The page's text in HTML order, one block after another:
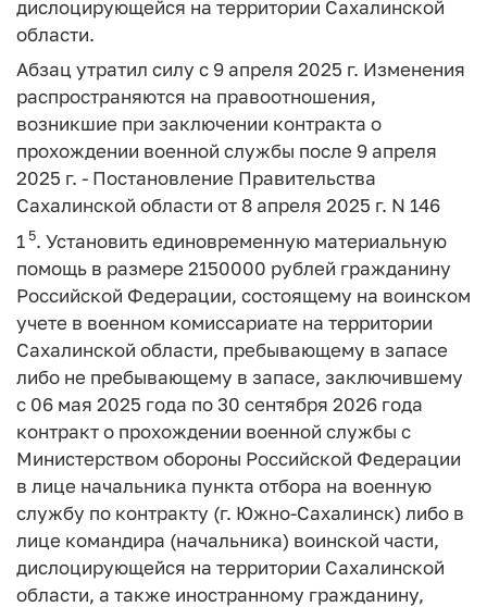
дислоцирующейся на территории Сахалинской
области.
Абзац утратил силу с 9 апреля 2025 г. Изменения
распространяются на правоотношения,
возникшие при заключении контракта о
прохождении военной службы после 9 апреля
2025 г. - Постановление Правительства
Сахалинской области от 8 апреля 2025 г. N 146
1 5. Установить единовременную материальную
помощь в размере 2150000 рублей гражданину
Российской Федерации, состоящему на воинском
учете в военном комиссариате на территории
Сахалинской области, пребывающему в запасе
либо не пребывающему в запасе, заключившему
с 06 мая 2025 года по 30 сентября 2026 года
контракт о прохождении военной службы с
Министерством обороны Российской Федерации
в лице начальника пункта отбора на военную
службу по контракту (г. Южно-Сахалинск) либо в
лице командира (начальника) воинской части,
дислоцирующейся на территории Сахалинской
области, а также иностранному гражданину,